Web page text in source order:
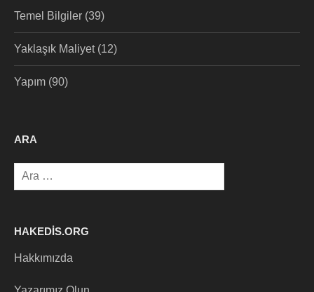
Temel Bilgiler (39)
Yaklaşık Maliyet(12)
Yapım (90)
ARA
Arama:
HAKEDIS.ORG
Hakkımızda